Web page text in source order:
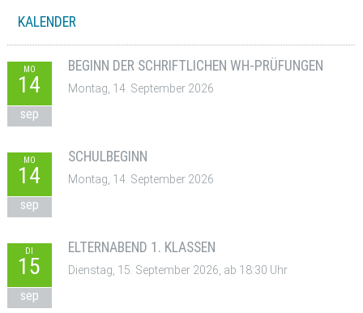
KALENDER
MO
14
sep
BEGINN DER SCHRIFTLICHEN WH-PRÜFUNGEN
Montag, 14. September 2026
MO
14
sep
SCHULBEGINN
Montag, 14. September 2026
DI
15
sep
ELTERNABEND 1. KLASSEN
Dienstag, 15. September 2026, ab 18:30 Uhr